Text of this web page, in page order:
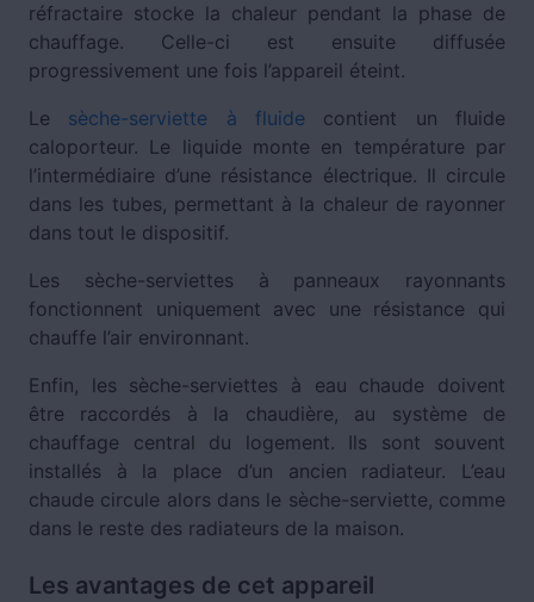
réfractaire stocke la chaleur pendant la phase de
chauffage. Celle-ci est ensuite diffusée
progressivement une fois l’appareil éteint.
Le sèche-serviette à fluide contient un fluide
caloporteur. Le liquide monte en température par
l’intermédiaire d’une résistance électrique. Il circule
dans les tubes, permettant à la chaleur de rayonner
dans tout le dispositif.
Les sèche-serviettes à panneaux rayonnants
fonctionnent uniquement avec une résistance qui
chauffe l’air environnant.
Enfin, les sèche-serviettes à eau chaude doivent
être raccordés à la chaudière, au système de
chauffage central du logement. Ils sont souvent
installés à la place d’un ancien radiateur. L’eau
chaude circule alors dans le sèche-serviette, comme
dans le reste des radiateurs de la maison.
Les avantages de cet appareil